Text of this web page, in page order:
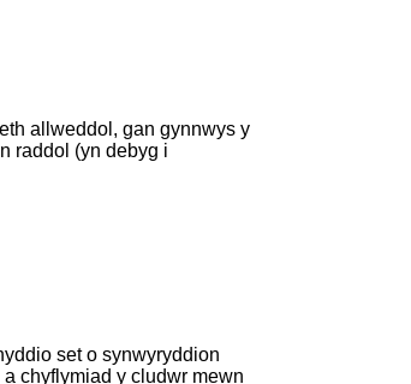
allweddol, gan gynnwys y
raddol (yn debyg i
set o synwyryddion
chyflymiad y cludwr mewn